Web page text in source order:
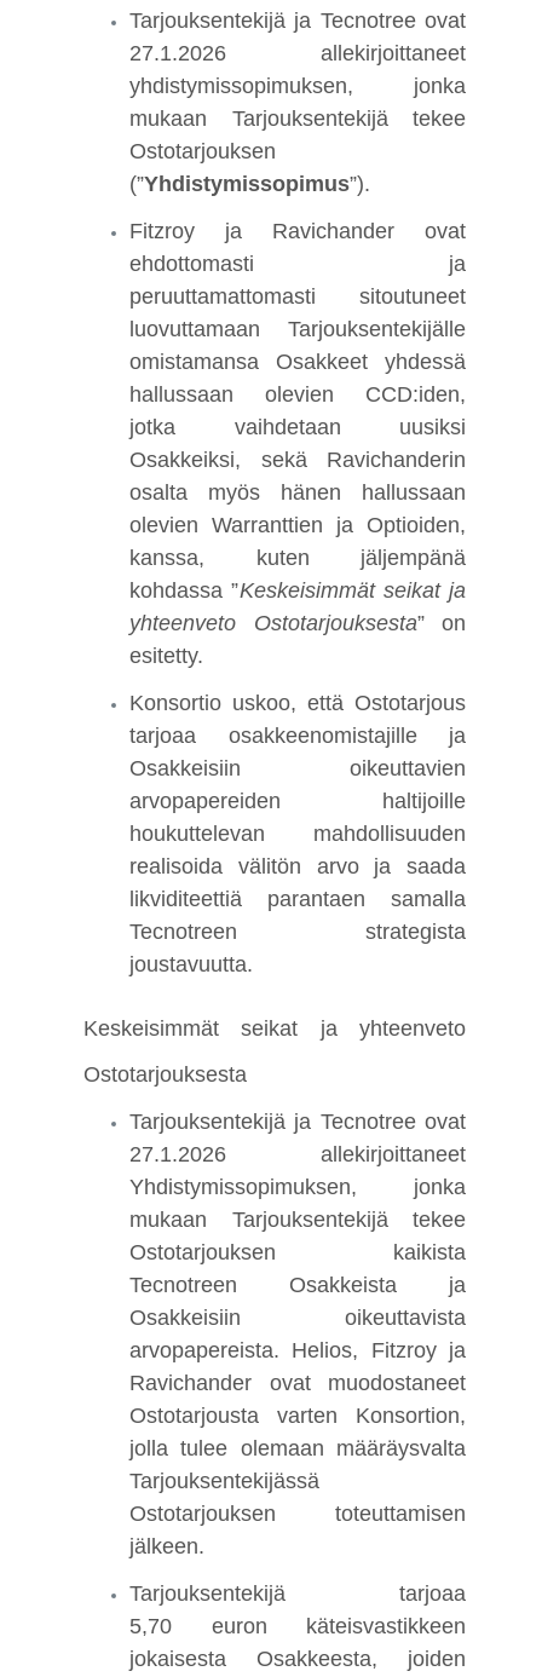
Tarjouksentekijä ja Tecnotree ovat
27.1.2026 allekirjoittaneet
yhdistymissopimuksen, jonka
mukaan Tarjouksentekijä tekee
Ostotarjouksen
(”Yhdistymissopimus”).
Fitzroy ja Ravichander ovat
ehdottomasti ja
peruuttamattomasti sitoutuneet
luovuttamaan Tarjouksentekijälle
omistamansa Osakkeet yhdessä
hallussaan olevien CCD:iden,
jotka vaihdetaan uusiksi
Osakkeiksi, sekä Ravichanderin
osalta myös hänen hallussaan
olevien Warranttien ja Optioiden,
kanssa, kuten jäljempänä
kohdassa ”Keskeisimmät seikat ja
yhteenveto Ostotarjouksesta” on
esitetty.
Konsortio uskoo, että Ostotarjous
tarjoaa osakkeenomistajille ja
Osakkeisiin oikeuttavien
arvopapereiden haltijoille
houkuttelevan mahdollisuuden
realisoida välitön arvo ja saada
likviditeettiä parantaen samalla
Tecnotreen strategista
joustavuutta.
Keskeisimmät seikat ja yhteenveto
Ostotarjouksesta
Tarjouksentekijä ja Tecnotree ovat
27.1.2026 allekirjoittaneet
Yhdistymissopimuksen, jonka
mukaan Tarjouksentekijä tekee
Ostotarjouksen kaikista
Tecnotreen Osakkeista ja
Osakkeisiin oikeuttavista
arvopapereista. Helios, Fitzroy ja
Ravichander ovat muodostaneet
Ostotarjousta varten Konsortion,
jolla tulee olemaan määräysvalta
Tarjouksentekijässä
Ostotarjouksen toteuttamisen
jälkeen.
Tarjouksentekijä tarjoaa
5,70 euron käteisvastikkeen
jokaisesta Osakkeesta, joiden